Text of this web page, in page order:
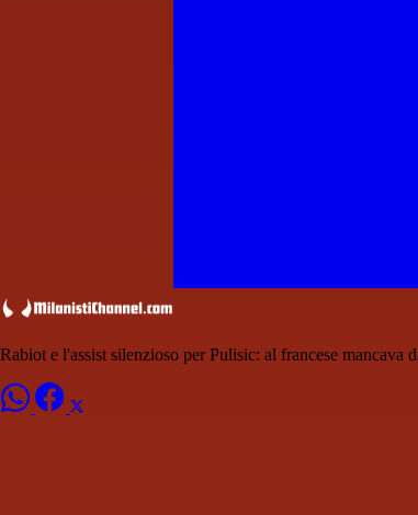
Rabiot e l'assist silenzioso per Pulisic: al francese mancava